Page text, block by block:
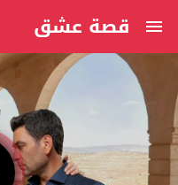
قصة عشق